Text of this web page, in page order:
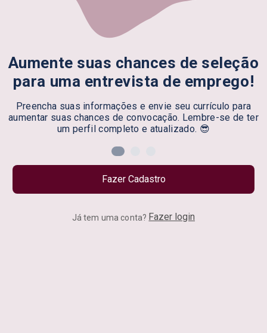
Aumente suas chances de seleção
para uma entrevista de emprego!
Preencha suas informações e envie seu currículo para
aumentar suas chances de convocação. Lembre-se de ter
um perfil completo e atualizado. 😎
Fazer Cadastro
Já tem uma conta? Fazer login